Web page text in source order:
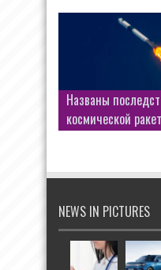
Названы
космической
«Сущие копейки»:
сколько платили
фабрик Донбасса
обед» в столовой
NEWS IN PICTURES